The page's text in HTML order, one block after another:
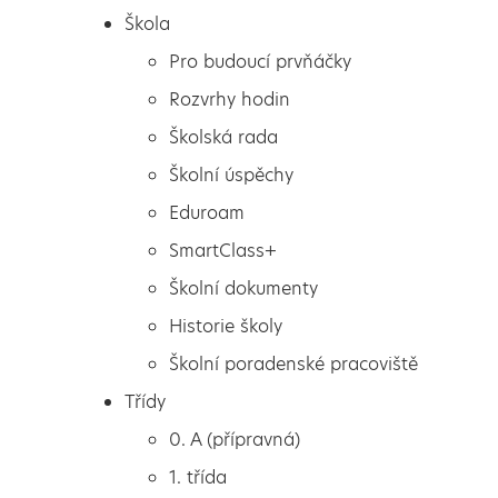
Pro budoucí prvňáčky
Rozvrhy hodin
Školská rada
Škola
Pro budoucí prvňáčky
Rozvrhy hodin
Školská rada
Školní úspěchy
Eduroam
SmartClass+
Školní dokumenty
Historie školy
Školní poradenské pracoviště
Třídy
0. A (přípravná)
1. třída
Žák roku